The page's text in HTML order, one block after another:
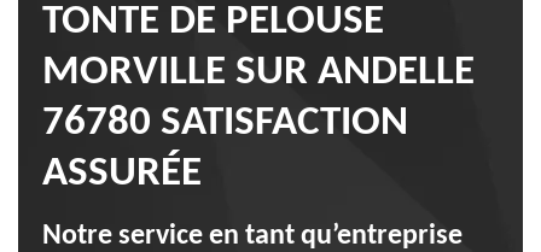
TONTE DE PELOUSE
MORVILLE SUR ANDELLE
76780 SATISFACTION
ASSURÉE
Notre service en tant qu’entreprise